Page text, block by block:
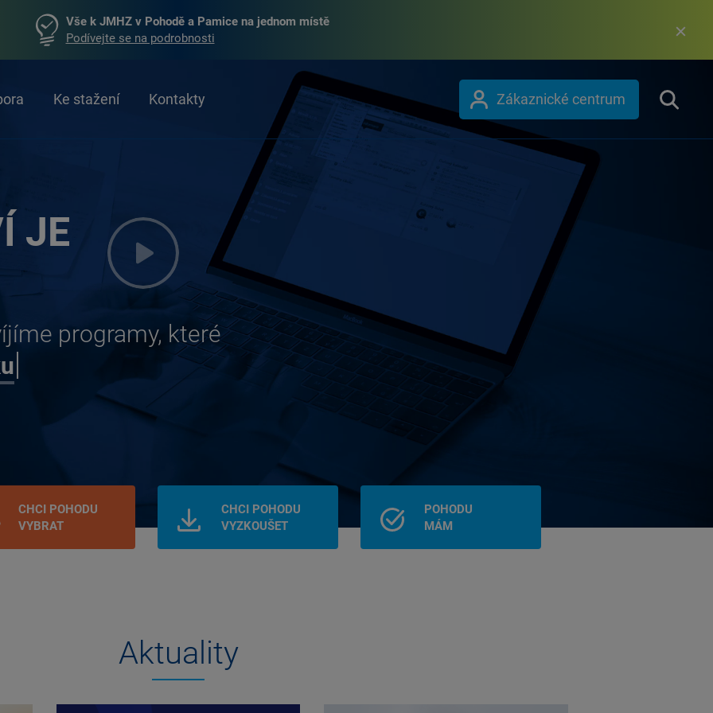
Vše k JMHZ v Pohodě a Pamice na jednom místě
Podívejte se na podrobnosti
Ke stažení Kontakty Zákaznické centrum
JE
programy, které
CHCI POHODU
VYBRAT
CHCI POHODU
VYZKOUŠET
POHODU
MÁM
Aktuality